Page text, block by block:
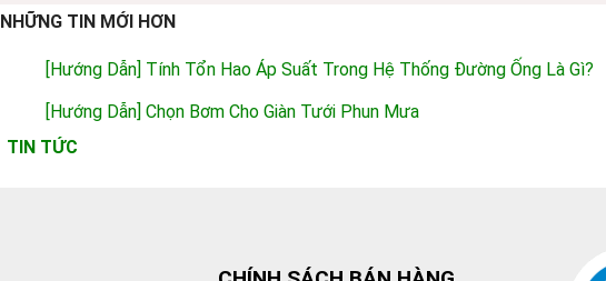
NHỮNG TIN MỚI HƠN
[Hướng Dẫn] Tính Tổn Hao Áp Suất Trong Hệ Thống Đường Ống Là Gì?
[Hướng Dẫn] Chọn Bơm Cho Giàn Tưới Phun Mưa
TIN TỨC